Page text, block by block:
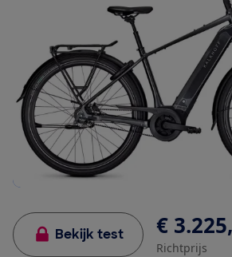
Bekijk test €
Richtprijs